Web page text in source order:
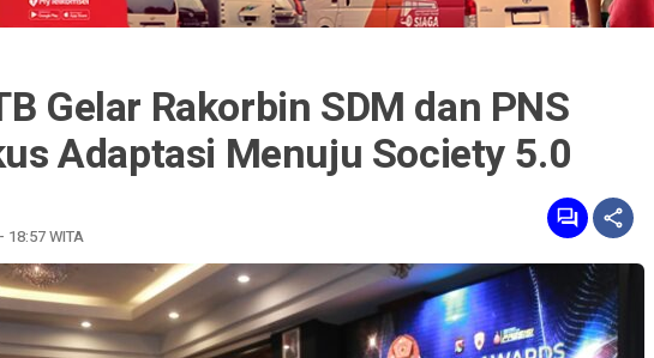
Gelar Rakorbin SDM dan PNS
Adaptasi Menuju Society 5.0
18:57 WITA